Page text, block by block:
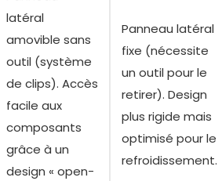
latéral
amovible sans
outil (système
de clips). Accès
facile aux
composants
grâce à un
design « open-
Panneau latéral
fixe (nécessite
un outil pour le
retirer). Design
plus rigide mais
optimisé pour le
refroidissement.